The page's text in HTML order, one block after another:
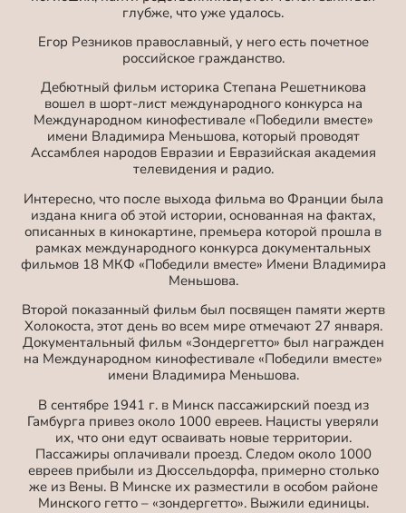
глубже, что уже удалось.
Егор Резников православный, у него есть почетное
российское гражданство.
Дебютный фильм историка Степана Решетникова
вошел в шорт-лист международного конкурса на
Международном кинофестивале «Победили вместе»
имени Владимира Меньшова, который проводят
Ассамблея народов Евразии и Евразийская академия
телевидения и радио.
Интересно, что после выхода фильма во Франции была
издана книга об этой истории, основанная на фактах,
описанных в кинокартине, премьера которой прошла в
рамках международного конкурса документальных
фильмов 18 МКФ «Победили вместе» Имени Владимира
Меньшова.
Второй показанный фильм был посвящен памяти жертв
Холокоста, этот день во всем мире отмечают 27 января.
Документальный фильм «Зондергетто» был награжден
на Международном кинофестивале «Победили вместе»
имени Владимира Меньшова.
В сентябре 1941 г. в Минск пассажирский поезд из
Гамбурга привез около 1000 евреев. Нацисты уверяли
их, что они едут осваивать новые территории.
Пассажиры оплачивали проезд. Следом около 1000
евреев прибыли из Дюссельдорфа, примерно столько
же из Вены. В Минске их разместили в особом районе
Минского гетто – «зондергетто». Выжили единицы.